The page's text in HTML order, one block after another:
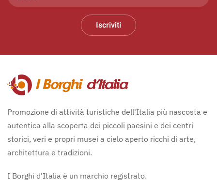
Iscriviti
Promozione di attività turistiche dell'Italia più nascosta e
autentica alla scoperta dei piccoli paesini e dei centri
storici, veri e propri musei a cielo aperto ricchi di arte,
architettura e tradizioni.
I Borghi d'Italia è un marchio registrato.